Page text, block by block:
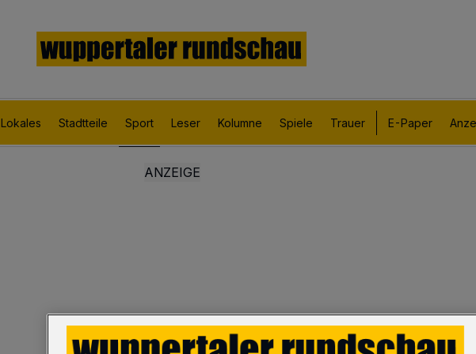
Lokales Stadtteile Sport Leser Kolumne Spiele Trauer E-Paper